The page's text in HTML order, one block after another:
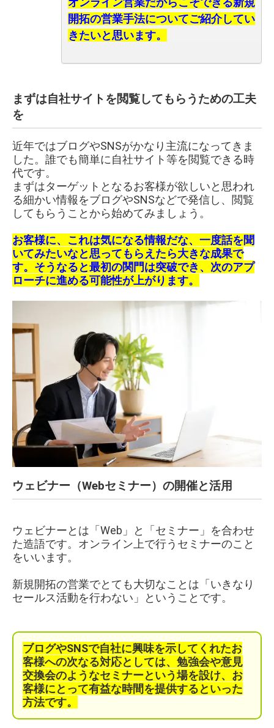
開拓の営業手法についてご紹介してい
きたいと思います。
まずは自社サイトを閲覧してもらうための工夫
を
近年ではブログやSNSがかなり主流になってきま
した。誰でも簡単に自社サイト等を閲覧できる時
代です。
まずはターゲットとなるお客様が欲しいと思われ
る細かい情報をブログやSNSなどで発信し、閲覧
してもらうことから始めてみましょう。
お客様に、これは気になる情報だな、一度話を聞
いてみたいなと思ってもらえたら大きな成果で
す。そうなると最初の関門は突破でき、次のアプ
ローチに進める可能性が上がります。
ウェビナー（Webセミナー）の開催と活用
ウェビナーとは「Web」と「セミナー」を合わせ
た造語です。オンライン上で行うセミナーのこと
をいいます。
新規開拓の営業でとても大切なことは「いきなり
セールス活動を行わない」ということです。
ブログやSNSで自社に興味を示してくれたお
客様への次なる対応としては、勉強会や意見
交換会のようなセミナーという場を設け、お
客様にとって有益な時間を提供するといった
方法です。